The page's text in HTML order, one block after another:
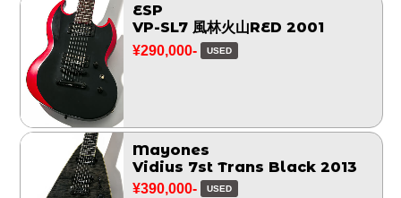
ESP
VP-SL7 風林火山RED 2001
¥290,000- USED
Mayones
Vidius 7st Trans Black 2013
¥390,000- USED